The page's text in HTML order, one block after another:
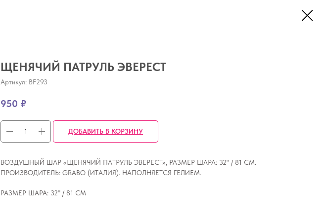
ЩЕНЯЧИЙ ПАТРУЛЬ ЭВЕРЕСТ
Артикул: BF293
950 ₽
ДОБАВИТЬ В КОРЗИНУ
ВОЗДУШНЫЙ ШАР «ЩЕНЯЧИЙ ПАТРУЛЬ ЭВЕРЕСТ», РАЗМЕР ШАРА: 32" / 81 СМ.
ПРОИЗВОДИТЕЛЬ: GRABO (ИТАЛИЯ). НАПОЛНЯЕТСЯ ГЕЛИЕМ.
РАЗМЕР ШАРА: 32" / 81 СМ